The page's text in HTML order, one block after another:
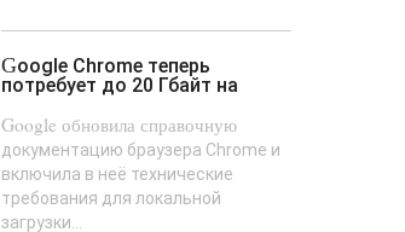
Google Chrome теперь
потребует до 20 Гбайт на
Google обновила справочную
документацию браузера Chrome и
включила в неё технические
требования для локальной
загрузки...